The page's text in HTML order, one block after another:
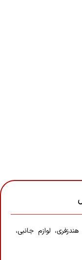
لوازم جانبی،